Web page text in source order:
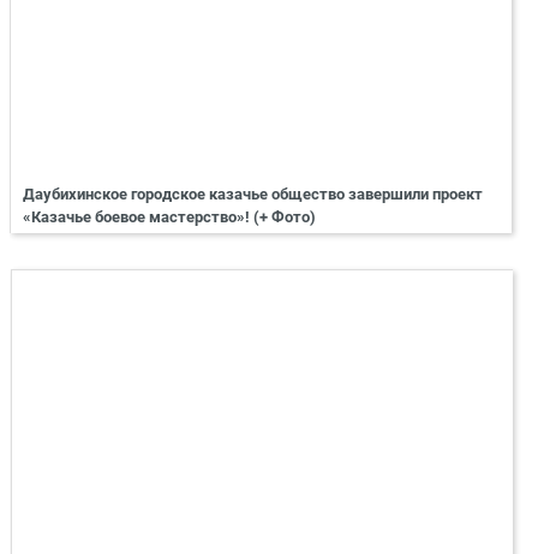
Даубихинское городское казачье общество завершили проект
«Казачье боевое мастерство»! (+ Фото)